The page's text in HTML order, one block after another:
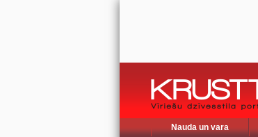
Nauda un vara